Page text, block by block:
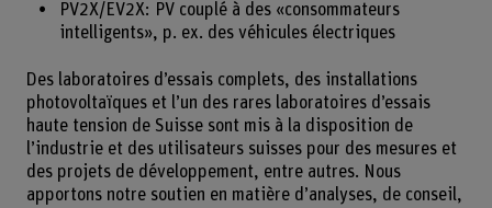
PV2X/EV2X: PV couplé à des «consommateurs
intelligents», p. ex. des véhicules électriques
Des laboratoires d’essais complets, des installations
photovoltaïques et l’un des rares laboratoires d’essais
haute tension de Suisse sont mis à la disposition de
l’industrie et des utilisateurs suisses pour des mesures et
des projets de développement, entre autres. Nous
apportons notre soutien en matière d’analyses, de conseil,